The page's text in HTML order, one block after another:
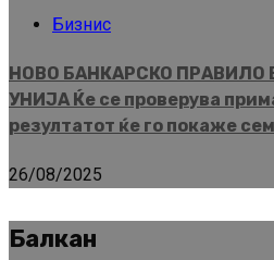
Бизнис
НОВО БАНКАРСКО ПРАВИЛО
УНИЈА Ќе се проверува
резултатот ќе го покаже
26/08/2025
Балкан